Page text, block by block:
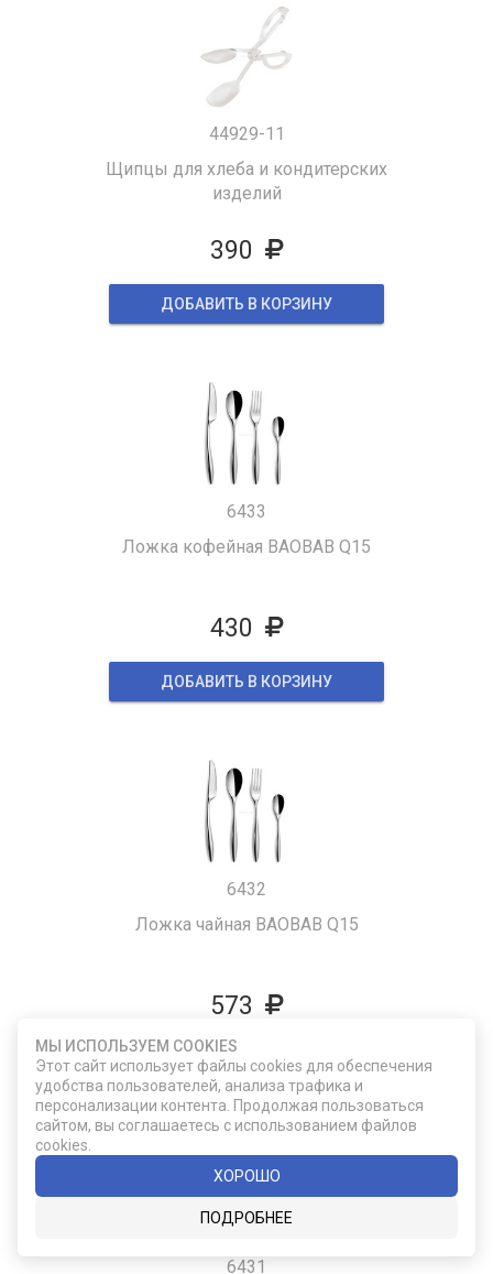
44929-11
Щипцы для хлеба и кондитерских
изделий
390
ДОБАВИТЬ В КОРЗИНУ
6433
Ложка кофейная BAOBAB Q15
430
ДОБАВИТЬ В КОРЗИНУ
6432
Ложка чайная BAOBAB Q15
573
ДОБАВИТЬ В КОРЗИНУ
6431
МЫ ИСПОЛЬЗУЕМ COOKIES
Этот сайт использует файлы cookies для обеспечения
удобства пользователей, анализа трафика и
персонализации контента. Продолжая пользоваться
сайтом, вы соглашаетесь с использованием файлов
cookies.
ХОРОШО
ПОДРОБНЕЕ